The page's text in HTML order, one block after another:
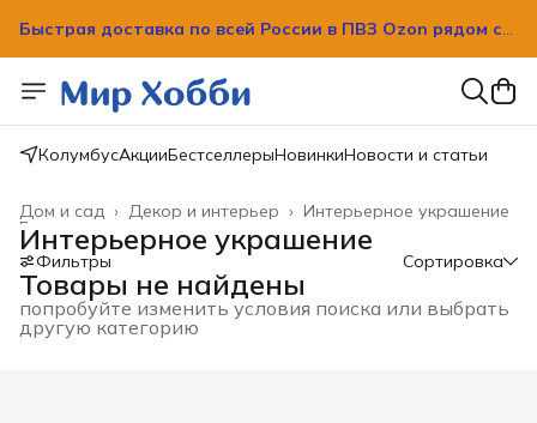
Быстрая доставка по всей России в ПВЗ Ozon рядом с
Быстрая доставка по всей России в ПВЗ Ozon рядом с
вашим домом!
КолумбусАкцииБестселлерыНовинкиНовости и статьи
Интерьерное украшение
Декор и интерьер ›
Дом и сад ›
Главная
Интерьерное украшение
Фильтры Сортировка
Товары не найдены
попробуйте изменить условия поиска или выбрать
другую категорию